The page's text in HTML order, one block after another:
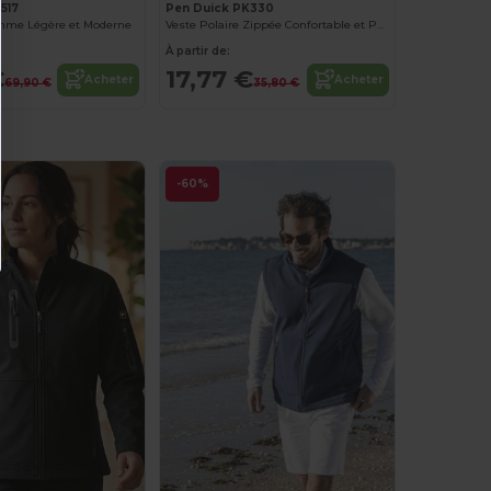
Légère et Moderne
69,90 € Acheter
Pen Duick PK330
Veste Polaire Zippée Confortable et Pratique
À partir de:
17,77 €35,80 € Acheter
-60%